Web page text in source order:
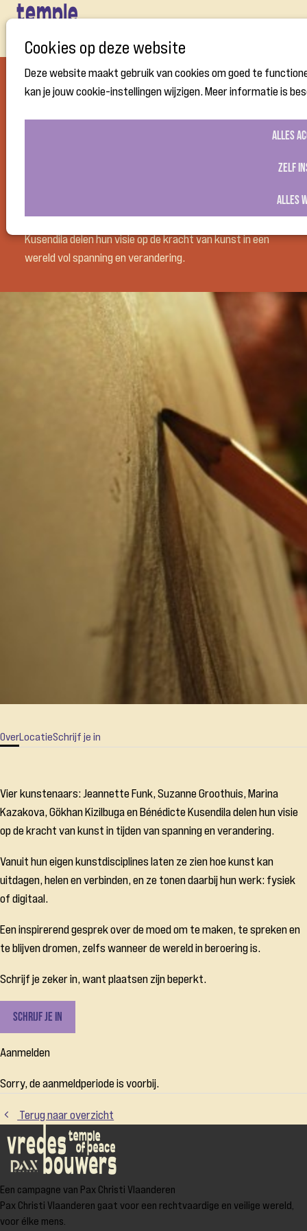
Cookies op deze website
Deze website maakt gebruik van cookies om goed te
kan je jouw cookie-instellingen wijzigen. Meer informatie is
Alles
Zelf
Alles
vr
31
Marina Kazakova, Gökhan Kizilbuga en Bénédicte
Kusendiladelen hun visie op de kracht van kunst in een
wereld vol spanning en verandering.
OverLocatieSchrijf je in
Vier kunstenaars:Jeannette Funk, Suzanne Groothuis, Marina
Kazakova, Gökhan KizilbugaenBénédicte Kusendiladelen hun visie
op de kracht van kunst in tijden van spanning en verandering.
Vanuit hun eigen kunstdisciplines laten ze zien hoe kunst kan
uitdagen, helen en verbinden, en ze tonen daarbij hun werk: fysiek
of digitaal.
Een inspirerend gesprek over de moed om te maken, te spreken en
te blijven dromen, zelfs wanneer de wereld in beroering is.
Schrijf je zeker in, want plaatsen zijn beperkt.
Schrijf je in
Aanmelden
Sorry, de aanmeldperiode is voorbij.
Terug naar overzicht
Een campagne van Pax Christi Vlaanderen
Pax Christi Vlaanderen gaat voor een rechtvaardige en veilige wereld,
voor élke mens.